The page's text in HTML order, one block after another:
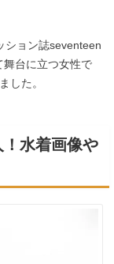
ション誌seventeen
舞台に立つ女性で
した。
水着画像や